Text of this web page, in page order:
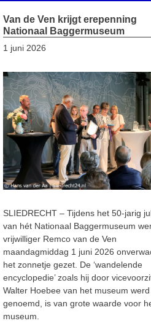
Van de Ven krijgt erepenning
Nationaal Baggermuseum
1 juni 2026
SLIEDRECHT – Tijdens het 50-jarig
van hét Nationaal Baggermuseum
vrijwilliger Remco van de Ven
maandagmiddag 1 juni 2026
het zonnetje gezet. De ‘wandelende
encyclopedie’ zoals hij door
Walter Hoebee van het museum werd
genoemd, is van grote waarde voor
museum.